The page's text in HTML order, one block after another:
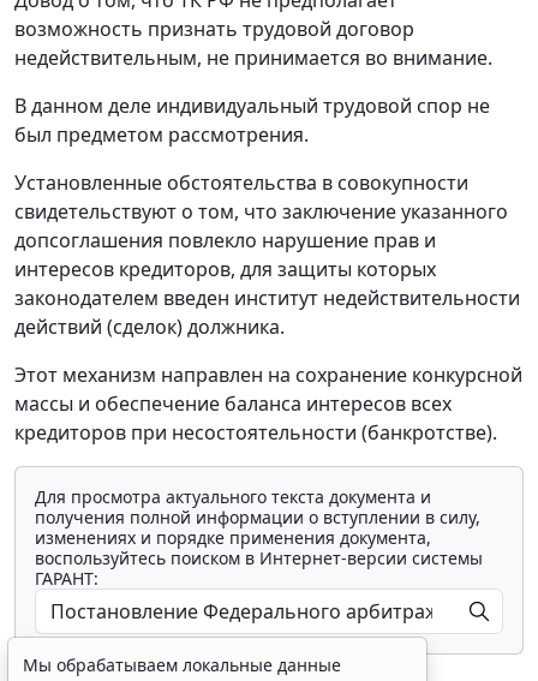
возможность признать трудовой договор
недействительным, не принимается во внимание.
В данном деле индивидуальный трудовой спор не
был предметом рассмотрения.
Установленные обстоятельства в совокупности
свидетельствуют о том, что заключение указанного
допсоглашения повлекло нарушение прав и
интересов кредиторов, для защиты которых
законодателем введен институт недействительности
действий (сделок) должника.
Этот механизм направлен на сохранение конкурсной
массы и обеспечение баланса интересов всех
кредиторов при несостоятельности (банкротстве).
Для просмотра актуального текста документа и
получения полной информации о вступлении в силу,
изменениях и порядке применения документа,
воспользуйтесь поиском в Интернет-версии системы
ГАРАНТ:
Мы обрабатываем локальные данные